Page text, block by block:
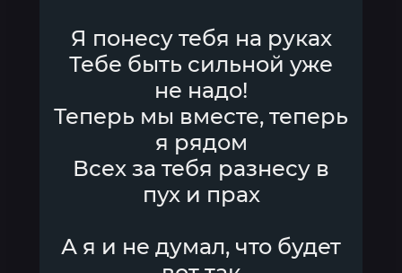
Я понесу тебя на руках
Тебе быть сильной уже
не надо!
Теперь мы вместе, теперь
я рядом
Всех за тебя разнесу в
пух и прах
А я и не думал, что будет